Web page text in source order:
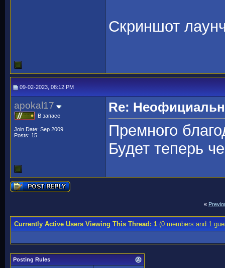
Скриншот
09-02-2023, 08:12 PM
apokal17
В запасе
Join Date: Sep 2009
Posts: 15
Re:
Премного
Будет теперь
«
Currently Active Users Viewing This Thread: 1(0 members and 1
Posting Rules